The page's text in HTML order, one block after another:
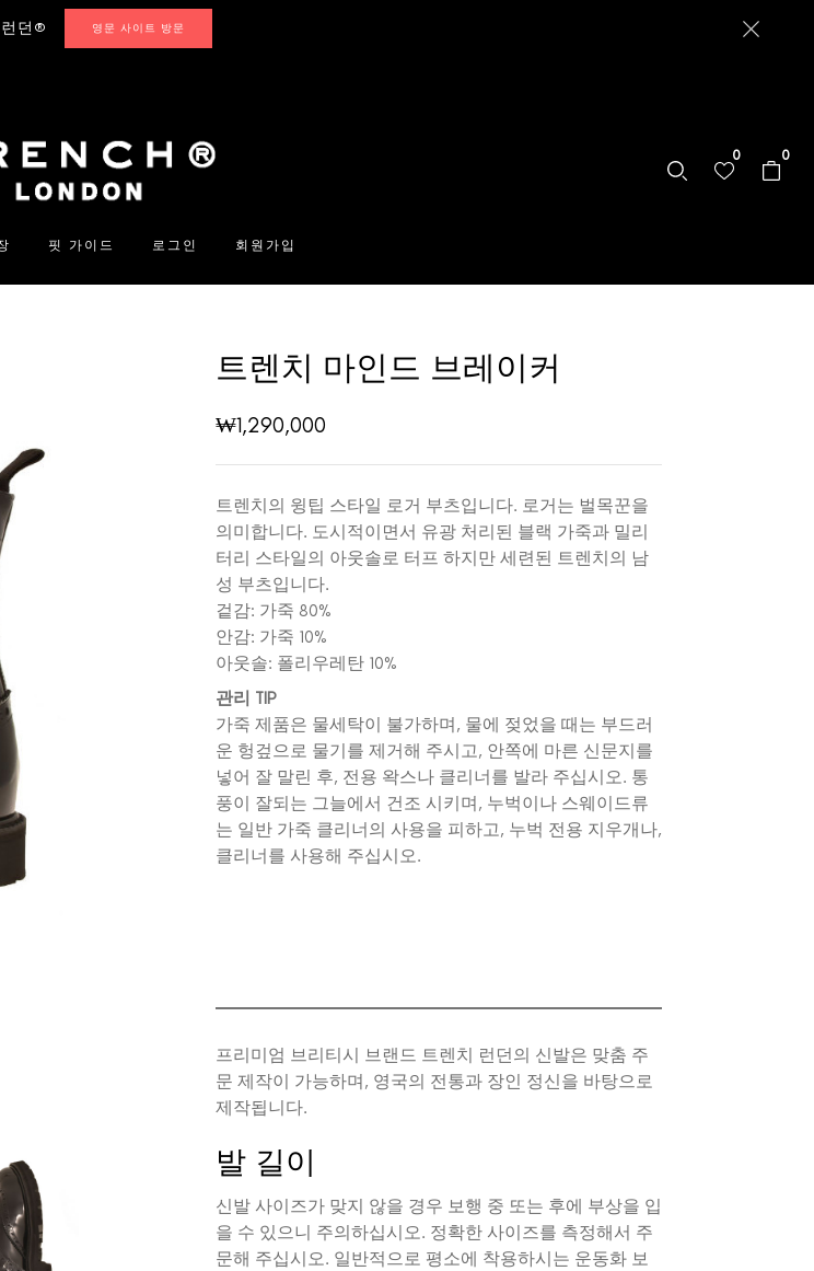
던® 영문 사이트 방문
0 0
핏 가이드 로그인 회원가입
트렌치 마인드 브레이커
₩1,290,000
트렌치의 윙팁 스타일 로거 부츠입니다. 로거는 벌목꾼을
의미합니다. 도시적이면서 유광 처리된 블랙 가죽과 밀리
터리 스타일의 아웃솔로 터프 하지만 세련된 트렌치의 남
성 부츠입니다.
겉감: 가죽 80%
안감: 가죽 10%
아웃솔: 폴리우레탄 10%
관리 TIP
가죽 제품은 물세탁이 불가하며, 물에 젖었을 때는 부드러
운 헝겊으로 물기를 제거해 주시고, 안쪽에 마른 신문지를
넣어 잘 말린 후, 전용 왁스나 클리너를 발라 주십시오. 통
풍이 잘되는 그늘에서 건조 시키며, 누벅이나 스웨이드류
는 일반 가죽 클리너의 사용을 피하고, 누벅 전용 지우개나,
클리너를 사용해 주십시오.
프리미엄 브리티시 브랜드 트렌치 런던의 신발은 맞춤 주
문 제작이 가능하며, 영국의 전통과 장인 정신을 바탕으로
제작됩니다.
발 길이
신발 사이즈가 맞지 않을 경우 보행 중 또는 후에 부상을 입
을 수 있으니 주의하십시오. 정확한 사이즈를 측정해서 주
문해 주십시오. 일반적으로 평소에 착용하시는 운동화 보